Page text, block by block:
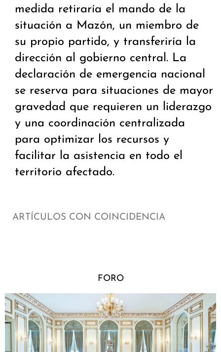
medida retiraría el mando de la
situación a Mazón, un miembro de
su propio partido, y transferiría la
dirección al gobierno central. La
declaración de emergencia nacional
se reserva para situaciones de mayor
gravedad que requieren un liderazgo
y una coordinación centralizada
para optimizar los recursos y
facilitar la asistencia en todo el
territorio afectado.
ARTÍCULOS CON COINCIDENCIA
FORO